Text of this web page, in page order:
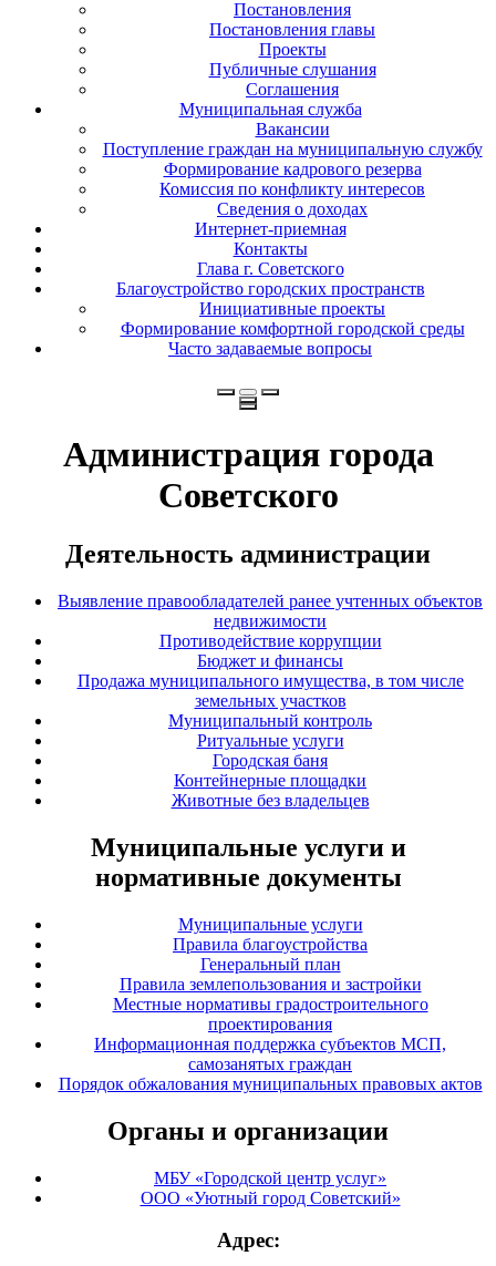
Постановления
Постановления главы
Проекты
Публичные слушания
Соглашения
Муниципальная служба
Вакансии
Поступление граждан на муниципальную службу
Формирование кадрового резерва
Комиссия по конфликту интересов
Сведения о доходах
Интернет-приемная
Контакты
Глава г. Советского
Благоустройство городских пространств
Инициативные проекты
Формирование комфортной городской среды
Часто задаваемые вопросы
Администрация города
Советского
Деятельность администрации
Выявление правообладателей ранее учтенных объектов
недвижимости
Противодействие коррупции
Бюджет и финансы
Продажа муниципального имущества, в том числе
земельных участков
Муниципальный контроль
Ритуальные услуги
Городская баня
Контейнерные площадки
Животные без владельцев
Муниципальные услуги и
нормативные документы
Муниципальные услуги
Правила благоустройства
Генеральный план
Правила землепользования и застройки
Местные нормативы градостроительного
проектирования
Информационная поддержка субъектов МСП,
самозанятых граждан
Порядок обжалования муниципальных правовых актов
Органы и организации
МБУ «Городской центр услуг»
ООО «Уютный город Советский»
Адрес: